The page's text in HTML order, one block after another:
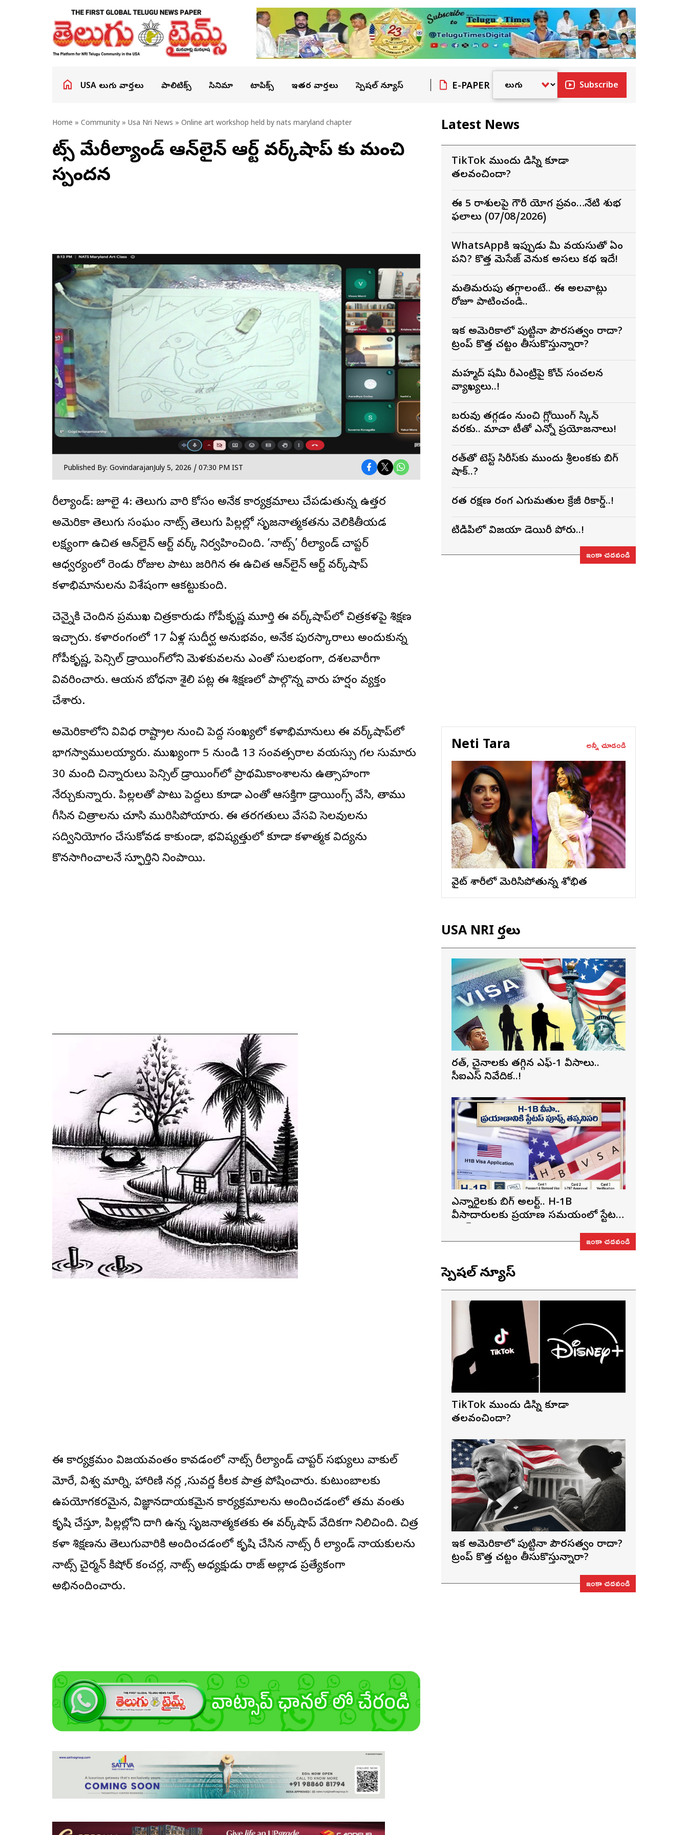
USA తెలుగు వార్తలు పాలిటిక్స్ సినిమా టాపిక్స్ ఇతర వార్తలు స్పెషల్ న్యూస్ E-PAPER Subscribe
Home » Community » Usa Nri News » Online art workshop held by nats maryland chapter
నాట్స్ మేరీల్యాండ్ ఆన్‌లైన్ ఆర్ట్ వర్క్‌షాప్ కు మంచి
స్పందన
Published By: GovindarajanJuly 5, 2026 / 07:30 PM IST
మేరీల్యాండ్: జూలై 4: తెలుగు వారి కోసం అనేక కార్యక్రమాలు చేపడుతున్న ఉత్తర
అమెరికా తెలుగు సంఘం నాట్స్ తెలుగు పిల్లల్లో సృజనాత్మకతను వెలికితీయడమే
లక్ష్యంగా ఉచిత ఆన్‌లైన్ ఆర్ట్ వర్క్ నిర్వహించింది. ‘నాట్స్’ మేరీల్యాండ్ చాప్టర్
ఆధ్వర్యంలో రెండు రోజుల పాటు జరిగిన ఈ ఉచిత ఆన్‌లైన్ ఆర్ట్ వర్క్‌షాప్‌
కళాభిమానులను విశేషంగా ఆకట్టుకుంది.
చెన్నైకి చెందిన ప్రముఖ చిత్రకారుడు గోపీకృష్ణ మూర్తి ఈ వర్క్‌షాప్‌లో చిత్రకళపై శిక్షణ
ఇచ్చారు. కళారంగంలో 17 ఏళ్ల సుదీర్ఘ అనుభవం, అనేక పురస్కారాలు అందుకున్న
గోపీకృష్ణ, పెన్సిల్ డ్రాయింగ్‌లోని మెళకువలను ఎంతో సులభంగా, దశలవారీగా
వివరించారు. ఆయన బోధనా శైలి పట్ల ఈ శిక్షణలో పాల్గొన్న వారు హర్షం వ్యక్తం
చేశారు.
అమెరికాలోని వివిధ రాష్ట్రాల నుంచి పెద్ద సంఖ్యలో కళాభిమానులు ఈ వర్క్‌షాప్‌లో
భాగస్వాములయ్యారు. ముఖ్యంగా 5 నుండి 13 సంవత్సరాల వయస్సు గల సుమారు
30 మంది చిన్నారులు పెన్సిల్ డ్రాయింగ్‌లో ప్రాథమికాంశాలను ఉత్సాహంగా
నేర్చుకున్నారు. పిల్లలతో పాటు పెద్దలు కూడా ఎంతో ఆసక్తిగా డ్రాయింగ్స్ వేసి, తాము
గీసిన చిత్రాలను చూసి మురిసిపోయారు. ఈ తరగతులు వేసవి సెలవులను
సద్వినియోగం చేసుకోవడమే కాకుండా, భవిష్యత్తులో కూడా కళాత్మక విద్యను
కొనసాగించాలనే స్ఫూర్తిని నింపాయి.
ఈ కార్యక్రమం విజయవంతం కావడంలో నాట్స్ మేరీల్యాండ్ చాప్టర్ సభ్యులు వాకుల్
మోరే, విశ్వ మార్ని, హారిణి నర్ల ,సువర్ణ కీలక పాత్ర పోషించారు. కుటుంబాలకు
ఉపయోగకరమైన, విజ్ఞానదాయకమైన కార్యక్రమాలను అందించడంలో తమ వంతు
కృషి చేస్తూ, పిల్లల్లోని దాగి ఉన్న సృజనాత్మకతకు ఈ వర్క్‌షాప్ వేదికగా నిలిచింది. చిత్ర
కళా శిక్షణను తెలుగువారికి అందించడంలో కృషి చేసిన నాట్స్ మేరీ ల్యాండ్ నాయకులను
నాట్స్ చైర్మన్ కిషోర్ కంచర్ల, నాట్స్ అధ్యక్షుడు రాజ్ అల్లాడ ప్రత్యేకంగా
అభినందించారు.
Latest News
TikTok ముందు డిస్నీ కూడా
తలవంచిందా?
ఈ 5 రాశులపై గౌరీ యోగ ప్రభావం…నేటి శుభ
ఫలాలు (07/08/2026)
WhatsAppకి ఇప్పుడు మీ వయసుతో ఏం
పని? కొత్త మెసేజ్ వెనుక అసలు కథ ఇదే!
మతిమరుపు తగ్గాలంటే.. ఈ అలవాట్లు
రోజూ పాటించండి..
ఇక అమెరికాలో పుట్టినా పౌరసత్వం రాదా?
ట్రంప్ కొత్త చట్టం తీసుకొస్తున్నారా?
మహ్మద్ షమీ రీఎంట్రీపై కోచ్ సంచలన
వ్యాఖ్యలు..!
బరువు తగ్గడం నుంచి గ్లోయింగ్ స్కిన్
వరకు.. మాచా టీతో ఎన్నో ప్రయోజనాలు!
భారత్‌తో టెస్ట్ సిరీస్‌కు ముందు శ్రీలంకకు బిగ్
షాక్..?
భారత రక్షణ రంగ ఎగుమతుల క్రేజీ రికార్డ్..!
టీడీపీలో విజయా డెయిరీ పోరు..!
ఇంకా చదవండి
Neti Tara అన్నీ చూడండి
వైట్ శారీలో మెరిసిపోతున్న శోభిత
USA NRI వార్తలు
భారత్, చైనాలకు తగ్గిన ఎఫ్-1 వీసాలు..
సీఐఎస్ నివేదిక..!
ఎన్నారైలకు బిగ్ అలర్ట్.. H-1B
వీసాదారులకు ప్రయాణ సమయంలో స్టేటస్
ఇంకా చదవండి
స్పెషల్ న్యూస్
TikTok ముందు డిస్నీ కూడా
తలవంచిందా?
ఇక అమెరికాలో పుట్టినా పౌరసత్వం రాదా?
ట్రంప్ కొత్త చట్టం తీసుకొస్తున్నారా?
ఇంకా చదవండి